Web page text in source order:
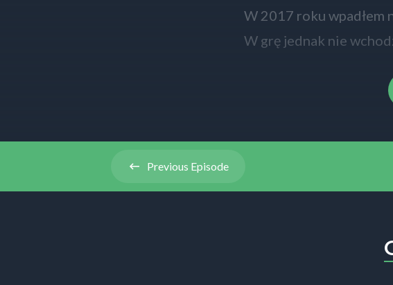
W 2017 roku wpadłem
W grę jednak nie
Problemem jest
Znajdziemy wiele
Jeśli natomiast
W tym odcinku mojego
Previous Episode